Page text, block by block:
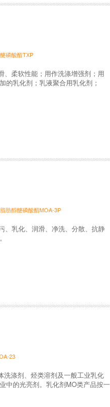
磷酸酯TXP
、柔软性能；用作洗涤增强剂；用
的乳化剂；乳液聚合用乳化剂；
肪醇醚磷酸酯MOA-3P
、乳化、润滑、净洗、分散、抗静
23
洗涤剂、烃类溶剂及一般工业乳化
中的光亮剂。乳化剂MO类产品按一